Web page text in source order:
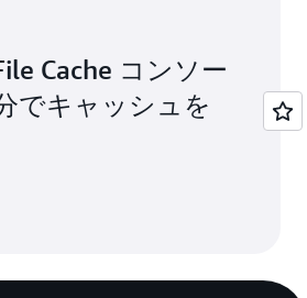
Cache コンソー
でキャッシュを